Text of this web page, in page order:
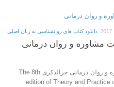
دانلود کتاب های روانشناسی به زبان اصلی
مشاوره و روان درمانی
دانلود کتاب نظریه و کاربست مشاوره و روان درمانی جرالدکری The 8th
edition of Theory and Practice